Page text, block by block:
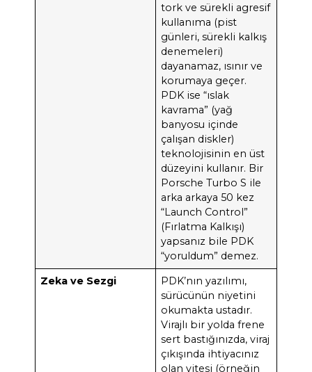
tork ve sürekli agresif
kullanıma (pist
günleri, sürekli kalkış
denemeleri)
dayanamaz, ısınır ve
korumaya geçer.
PDK ise “ıslak
kavrama” (yağ
banyosu içinde
çalışan diskler)
teknolojisinin en üst
düzeyini kullanır. Bir
Porsche Turbo S ile
arka arkaya 50 kez
“Launch Control”
(Fırlatma Kalkışı)
yapsanız bile PDK
“yoruldum” demez.
Zeka ve Sezgi
PDK’nın yazılımı,
sürücünün niyetini
okumakta ustadır.
Virajlı bir yolda frene
sert bastığınızda, viraj
çıkışında ihtiyacınız
olan vitesi (örneğin